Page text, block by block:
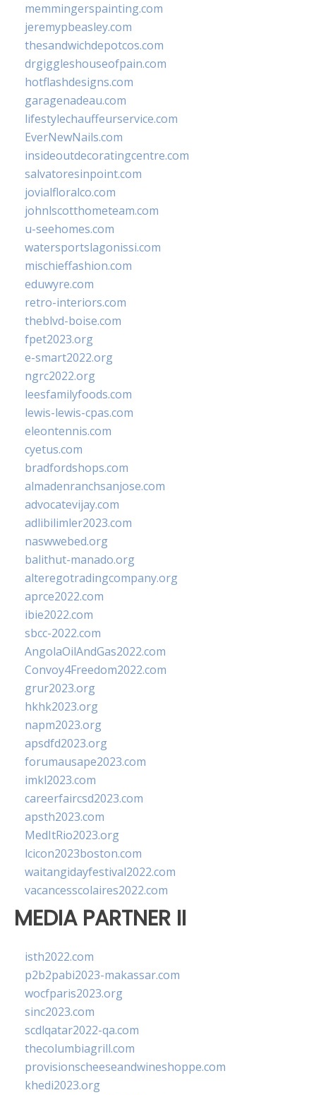
memmingerspainting.com
jeremypbeasley.com
thesandwichdepotcos.com
drgiggleshouseofpain.com
hotflashdesigns.com
garagenadeau.com
lifestylechauffeurservice.com
EverNewNails.com
insideoutdecoratingcentre.com
salvatoresinpoint.com
jovialfloralco.com
johnlscotthometeam.com
u-seehomes.com
watersportslagonissi.com
mischieffashion.com
eduwyre.com
retro-interiors.com
theblvd-boise.com
fpet2023.org
e-smart2022.org
ngrc2022.org
leesfamilyfoods.com
lewis-lewis-cpas.com
eleontennis.com
cyetus.com
bradfordshops.com
almadenranchsanjose.com
advocatevijay.com
adlibilimler2023.com
naswwebed.org
balithut-manado.org
alteregotradingcompany.org
aprce2022.com
ibie2022.com
sbcc-2022.com
AngolaOilAndGas2022.com
Convoy4Freedom2022.com
grur2023.org
hkhk2023.org
napm2023.org
apsdfd2023.org
forumausape2023.com
imkl2023.com
careerfaircsd2023.com
apsth2023.com
MedItRio2023.org
lcicon2023boston.com
waitangidayfestival2022.com
vacancesscolaires2022.com
MEDIA PARTNER II
isth2022.com
p2b2pabi2023-makassar.com
wocfparis2023.org
sinc2023.com
scdlqatar2022-qa.com
thecolumbiagrill.com
provisionscheeseandwineshoppe.com
khedi2023.org